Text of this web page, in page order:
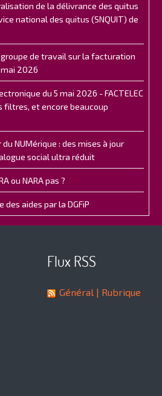
de la délivrance des quitus
national des quitus (SNQUIT) de
de travail sur la facturation
2026
du 5 mai 2026 - FACTELEC
filtres, et encore beaucoup
NUMérique : des mises à jour
social ultra réduit
ou NARA pas ?
des aides par la DGFiP
Flux RSS
Général | Rubrique